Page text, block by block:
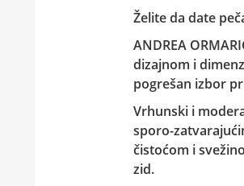
Želite da date
ANDREA
dizajnom i
pogrešan izbor
Vrhunski i
sporo-
čistoćom i
zid.